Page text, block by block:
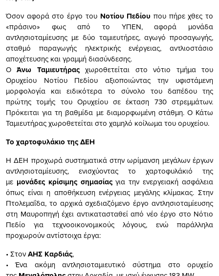
Όσον αφορά στο έργο του Νοτίου Πεδίου που πήρε χθες το
«πράσινο» φως από το ΥΠΕΝ, αφορά μονάδα
αντλησιοταμίευσης με δύο ταμιευτήρες, αγωγό προσαγωγής,
σταθμό παραγωγής ηλεκτρικής ενέργειας, αντλιοστάσιο
αποχέτευσης και γραμμή διασύνδεσης.
ΟΆνω Ταμιευτήραςχωροθετείται στο νότιο τμήμα του
Ορυχείου Νοτίου Πεδίου αξιοποιώντας την υφιστάμενη
μορφολογία και ειδικότερα το σύνολο του δαπέδου της
πρώτης τομής του Ορυχείου σε έκταση 730 στρεμμάτων.
Πρόκειται για τη βαθμίδα με διαμορφωμένη στάθμη. Ο Κάτω
Ταμιευτήρας χωροθετείται στο χαμηλό κοίλωμα του ορυχείου.
Το χαρτοφυλάκιο της ΔΕΗ
Η ΔΕΗ προχωρά συστηματικά στην ωρίμανση μεγάλων έργων
αντλησιοταμίευσης, ενισχύοντας το χαρτοφυλάκιό της
με μονάδες κρίσιμης σημασίαςγια την ενεργειακή ασφάλεια
όπως είναι η αποθήκευση ενέργειας μεγάλης κλίμακας. Στην
Πτολεμαΐδα, το αρχικά σχεδιαζόμενο έργο αντλησιοταμίευσης
στη Μαυροπηγή έχει αντικατασταθεί από νέο έργο στο Νότιο
Πεδίο για τεχνοοικονομικούς λόγους, ενώ παράλληλα
προχωρούν αντίστοιχα έργα:
• ΣτονΑΗΣ Καρδιάς,
• Ένα ακόμη αντλησιοταμιευτικό σύστημα στο ορυχείο